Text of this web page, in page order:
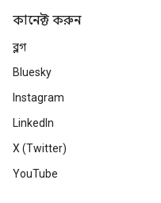
কানেক্ট করুন
ব্লগ
Bluesky
Instagram
LinkedIn
X (Twitter)
YouTube